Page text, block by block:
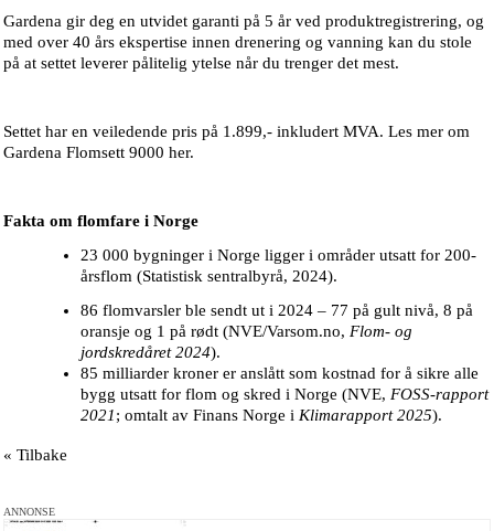
Gardena gir deg en utvidet garanti på 5 år ved produktregistrering, og
med over 40 års ekspertise innen drenering og vanning kan du stole
på at settet leverer pålitelig ytelse når du trenger det mest.
Settet har en veiledende pris på 1.899,- inkludert MVA. Les mer om
Gardena Flomsett 9000 her.
Fakta om flomfare i Norge
23 000 bygninger i Norge ligger i områder utsatt for 200-
årsflom (Statistisk sentralbyrå, 2024).
86 flomvarsler ble sendt ut i 2024 – 77 på gult nivå, 8 på
oransje og 1 på rødt (NVE/Varsom.no, Flom- og
jordskredåret 2024).
85 milliarder kroner er anslått som kostnad for å sikre alle
bygg utsatt for flom og skred i Norge (NVE, FOSS-rapport
2021; omtalt av Finans Norge i Klimarapport 2025).
« Tilbake
ANNONSE